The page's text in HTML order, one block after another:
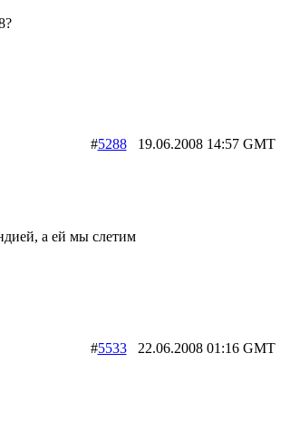
#528819.06.2008 14:57 GMT
а ей мы слетим
#553322.06.2008 01:16 GMT